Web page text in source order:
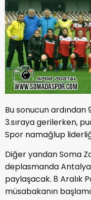
Bu sonucun
3.sıraya gerilerken,
Spor namağlup
Diğer yandan Soma
deplasmanda
paylaşacak. 8 Aralık
müsabakanın